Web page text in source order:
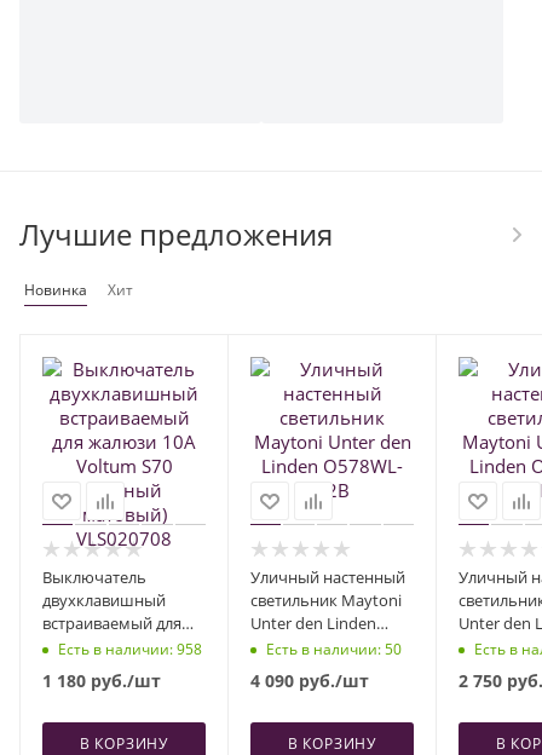
Лучшие предложения
Новинка Хит
Выключатель
двухклавишный
встраиваемый для
жалюзи 10А Voltum
S70 (черный
матовый) VLS020708
Есть в наличии: 958
1 180 руб./шт
В КОРЗИНУ
Уличный настенный
светильник Maytoni
Unter den Linden
O578WL-02B
Есть в наличии: 50
4 090 руб./шт
В КОРЗИНУ
Уличный
Unter den
O578WL-
Есть в
2 750 руб.
В